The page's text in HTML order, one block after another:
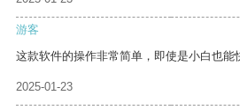
游客
这款软件的操作非常简单，即使是小白也能
2025-01-23